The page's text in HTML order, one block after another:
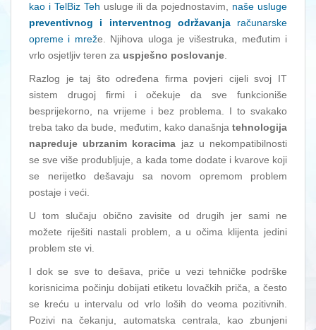
kao i TelBiz Teh usluge ili da pojednostavim, naše usluge
preventivnog i interventnog održavanjaračunarske
opreme i mreže. Njihova uloga je višestruka, međutim i
vrlo osjetljiv teren za uspješno poslovanje
Razlog je taj što određena firma povjeri cijeli svoj IT
sistem drugoj firmi i očekuje da sve funkcioniše
besprijekorno, na vrijeme i bez problema. I to svakako
treba tako da bude, međutim, kako današnja tehnologija
napreduje ubrzanim koracima jaz u nekompatibilnosti
se sve više produbljuje, a kada tome dodate i kvarove koji
se nerijetko dešavaju sa novom opremom problem
postaje i veći.
U tom slučaju obično zavisite od drugih jer sami ne
možete riješiti nastali problem, a u očima klijenta jedini
problem ste vi.
I dok se sve to dešava, priče u vezi tehničke podrške
korisnicima počinju dobijati etiketu lovačkih priča, a često
se kreću u intervalu od vrlo loših do veoma pozitivnih.
Pozivi na čekanju, automatska centrala, kao zbunjeni